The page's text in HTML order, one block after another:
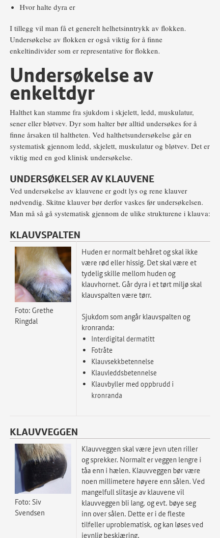
Hvor halte dyra er
I tillegg vil man få et generelt helhetsinntrykk av flokken.
Undersøkelse av flokken er også viktig for å finne
enkeltindivider som er representative for flokken.
Undersøkelse av
enkeltdyr
Halthet kan stamme fra sjukdom i skjelett, ledd, muskulatur,
sener eller bløtvev. Dyr som halter bør alltid undersøkes for å
finne årsaken til haltheten. Ved halthetsundersøkelse går en
systematisk gjennom ledd, skjelett, muskulatur og bløtvev. Det er
viktig med en god klinisk undersøkelse.
UNDERSØKELSER AV KLAUVENE
Ved undersøkelse av klauvene er godt lys og rene klauver
nødvendig. Skitne klauver bør derfor vaskes før undersøkelsen.
Man må så gå systematisk gjennom de ulike strukturene i klauva:
KLAUVSPALTEN
Foto: Grethe
Ringdal
Huden er normalt behåret og skal ikke
være rød eller hissig. Det skal være et
tydelig skille mellom huden og
klauvhornet. Går dyra i et tørt miljø skal
klauvspalten være tørr.
Sjukdom som angår klauvspalten og
kronranda:
Interdigital dermatitt
Fotråte
Klauvsekkbetennelse
Klauvleddsbetennelse
Klauvbyller med oppbrudd i
kronranda
KLAUVVEGGEN
Foto: Siv
Svendsen
Klauvveggen skal være jevn uten riller
og sprekker. Normalt er veggen lengre i
tåa enn i hælen. Klauvveggen bør være
noen millimetere høyere enn sålen. Ved
mangelfull slitasje av klauvene vil
klauvveggen bli lang, og evt. bøye seg
inn over sålen. Dette er i de fleste
tilfeller uproblematisk, og kan løses ved
jevnlig beskjæring.